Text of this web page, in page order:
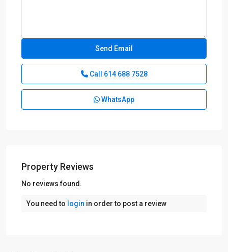
Call 614 688 7528
WhatsApp
Property Reviews
No reviews found.
You need to login in order to post a review